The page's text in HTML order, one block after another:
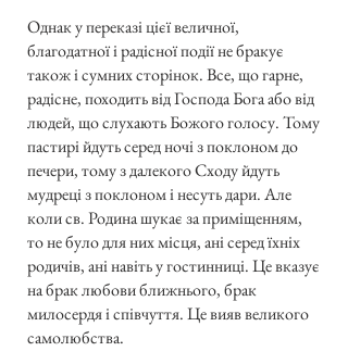
Однак у переказі цієї величної,
благодатної і радісної події не бракує
також і сумних сторінок. Все, що гарне,
радісне, походить від Господа Бога або від
людей, що слухають Божого голосу. Тому
пастирі йдуть серед ночі з поклоном до
печери, тому з далекого Сходу йдуть
мудреці з поклоном і несуть дари. Але
коли св. Родина шукає за приміщенням,
то не було для них місця, ані серед їхніх
родичів, ані навіть у гостинниці. Це вказує
на брак любови ближнього, брак
милосердя і співчуття. Це вияв великого
самолюбства.